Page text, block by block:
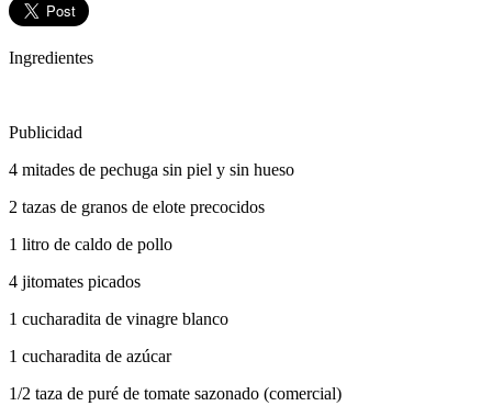
Ingredientes
Publicidad
4 mitades de pechuga sin piel y sin hueso
2 tazas de granos de elote precocidos
1 litro de caldo de pollo
4 jitomates picados
1 cucharadita de vinagre blanco
1 cucharadita de azúcar
1/2 taza de puré de tomate sazonado (comercial)